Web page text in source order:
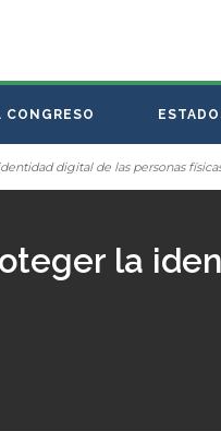
CONGRESO
digital de las personas
la